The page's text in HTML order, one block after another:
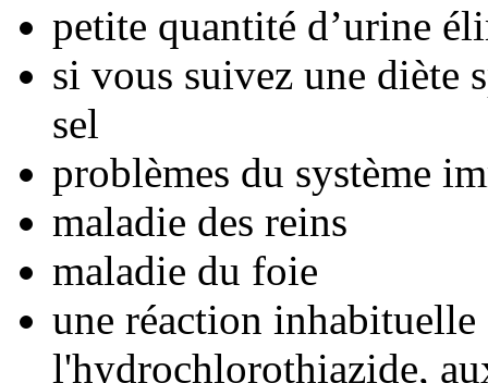
petite quantité d’urine
si vous suivez une diète
sel
problèmes du système
maladie des reins
maladie du foie
une réaction
l'hydrochlorothiazide,